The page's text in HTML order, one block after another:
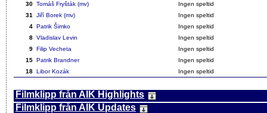
30 Tomáš Fryšták (mv)
Ingen speltid
31
Jiří Borek (mv)
Ingen speltid
4 Patrik Šimko
Ingen speltid
8 Vladislav Levin
Ingen speltid
9 Filip Vecheta
Ingen speltid
15 Patrik Brandner
Ingen speltid
18 Libor Kozák Ingen speltid
Filmklipp från AIK Highlights
Filmklipp från AIK Updates